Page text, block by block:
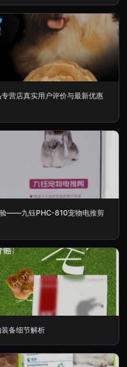
营店真实用户评价与最新优惠
——九钰PHC-810宠物电推剪
备细节解析